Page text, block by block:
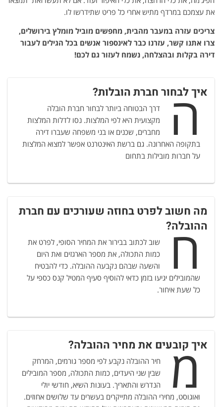
את עצמכם במרדף מתיש אחרי כל פריט שתידרשו לו.
צריכים עזרה במעבר מהבית, מחפשים מוביל מומלץ בירושלים,
צרו אתנו קשר, עזרנו כבר לאינספור אנשים בכל הגילים לעבור
דירה בקלות ובהצלחה, נשמח לעזור גם לכם!
איך לבחור חברת הובלות?
ה
דרך הבטוחה ביותר לבחור חברת הובלה
מקצועית היא לפי המלצות. נסו לדלות המלצות
מחברים, שכנים או בני משפחה שעברו דירה
בתקופה האחרונה. גם ברשת האינטרנט אפשר למצוא המלצות
על חברות מובילות בתחום
מה חשוב לפרט בחוזה שעורכים עם חברת
ההובלה?
ח
שוב לכתוב בבירור את המחיר הסופי, לפרט את
כמות התכולה, את מספר הארגזים ואת היום
והשעה שבהם נקבעה ההובלה. כדי להבטיח
שהמובילים יגיעו בזמן כדאי להוסיף סעיף המטיל קנס כספי על
כל שעת איחור.
איך קובעים את מחיר ההובלה?
מ
חיר ההובלה נקבע לפי מספר גורמים, המרחק
שבין שני היעדים, כמות התכולה, מספר המובילים
הנדרש והתאריך. בעונות השיא, חודשי יולי
ואוגוסט, מחירי ההובלה מתייקרים בעשרים עד שלושים אחוזים.